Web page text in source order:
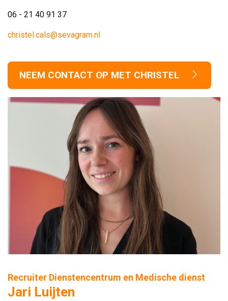
06 - 21 40 91 37
christel.cals@sevagram.nl
NEEM CONTACT OP MET CHRISTEL
Recruiter Dienstencentrum en Medische dienst
Jari Luijten